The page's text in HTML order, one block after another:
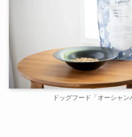
ドッグフード「オーシャン